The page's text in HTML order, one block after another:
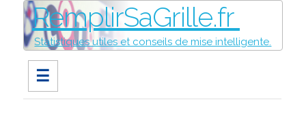
RemplirSaGrille.fr
Statistiques utiles et conseils de mise intelligente.
☰